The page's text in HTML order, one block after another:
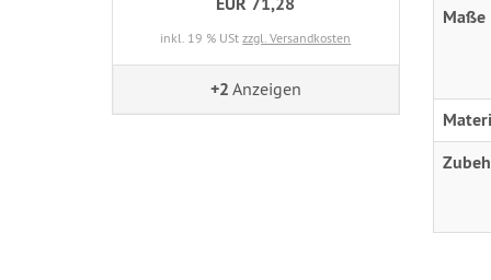
Maße
inkl. 19 % UStzzgl. Versandkosten
+2 Anzeigen